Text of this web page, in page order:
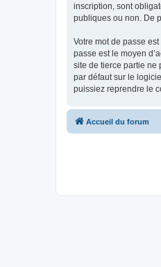
inscription, sont
publiques ou non. De
Votre mot de passe
passe est le moyen
site de tierce partie ne
par défaut sur le
puissiez reprendre le
Accueil du forum